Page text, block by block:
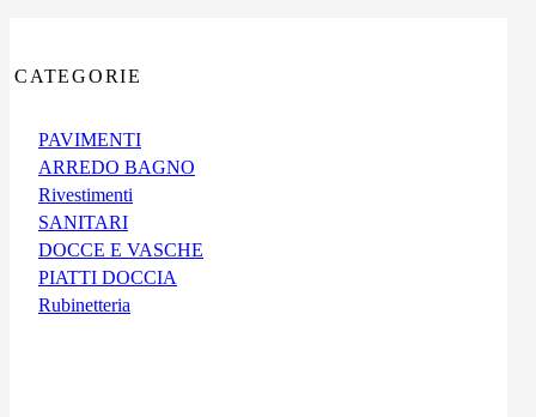
CATEGORIE
PAVIMENTI
ARREDO BAGNO
Rivestimenti
SANITARI
DOCCE E VASCHE
PIATTI DOCCIA
Rubinetteria